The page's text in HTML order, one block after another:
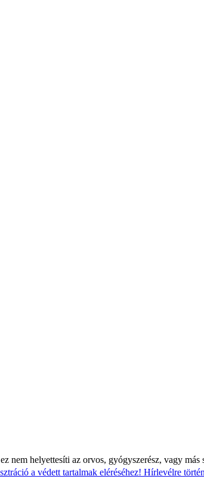
nem helyettesíti az orvos, gyógyszerész, vagy más
a védett tartalmak eléréséhez! Hírlevélre